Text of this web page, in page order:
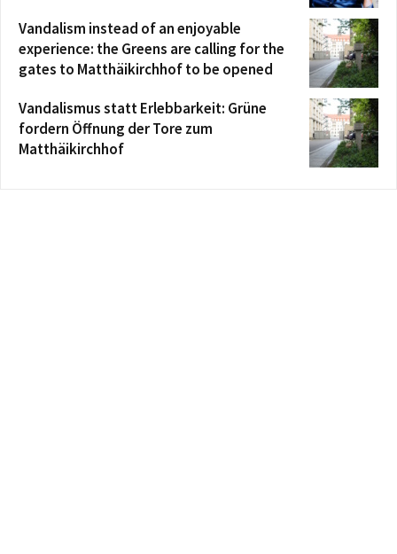
Vandalism instead of an enjoyable
experience: the Greens are calling for the
gates to Matthäikirchhof to be opened
Vandalismus statt Erlebbarkeit: Grüne
fordern Öffnung der Tore zum
Matthäikirchhof